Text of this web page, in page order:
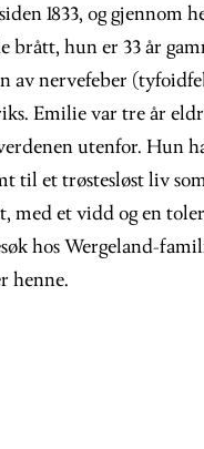
1833, og gjennom
hun er 33 år
av nervefeber
Emilie var tre år
utenfor. Hun
til et trøstesløst liv
med et vidd og en
hos Wergeland-
henne.